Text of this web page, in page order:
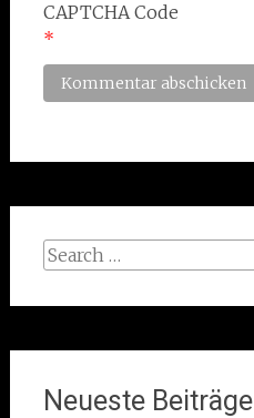
CAPTCHA Code
*
Search
Neueste Beiträge